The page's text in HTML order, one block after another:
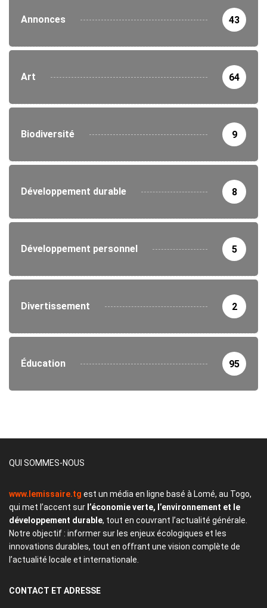
Annonces 43
Art 64
Biodiversité 9
Développement durable 8
Développement personnel 5
Divertissement 2
Éducation 95
QUI SOMMES-NOUS
www.lemissaire.tg est un média en ligne basé à Lomé, au Togo,
qui met l’accent sur l’économie verte, l’environnement et le
développement durable, tout en couvrant l’actualité générale.
Notre objectif : informer sur les enjeux écologiques et les
innovations durables, tout en offrant une vision complète de
l’actualité locale et internationale.
CONTACT ET ADRESSE